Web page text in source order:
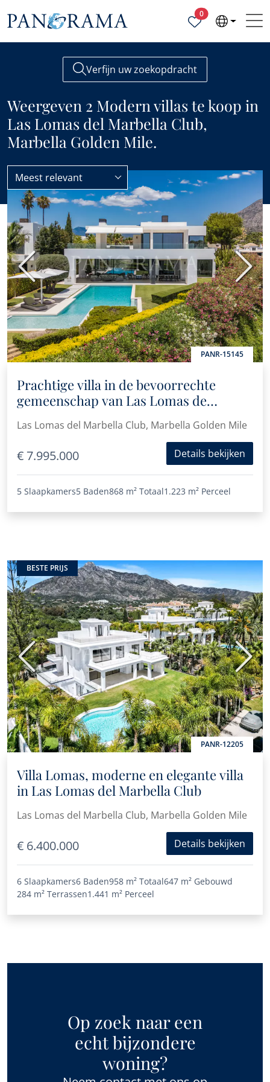
0Geselecteerde
Verfijn uw zoekopdracht
Weergeven 2 Modern villas te koop in
Las Lomas del Marbella Club,
Marbella Golden Mile.
Villas Modern
Meest relevant
BESTE PRIJS
PANR-15145
Vorige
Prachtige villa in de bevoorrechte
gemeenschap van Las Lomas de
Marbella Club
Las Lomas del Marbella Club, Marbella Golden Mile
€ 7.995.000 Details bekijken
5 Slaapkamers5 Baden868 m² Totaal1.223 m² Perceel
BESTE PRIJS
PANR-12205
Vorige
Villa Lomas, moderne en elegante villa
in Las Lomas del Marbella Club
Las Lomas del Marbella Club, Marbella Golden Mile
€ 6.400.000 Details bekijken
6 Slaapkamers6 Baden958 m² Totaal647 m² Gebouwd
284 m² Terrassen1.441 m² Perceel
Op zoek naar een
echt bijzondere
woning?